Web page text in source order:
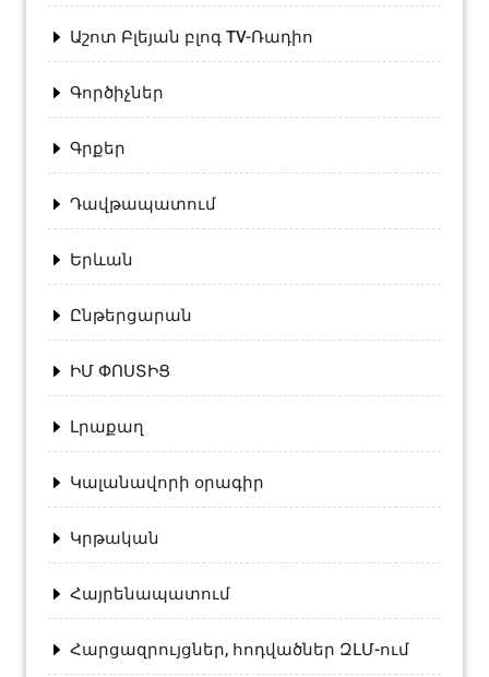
Աշոտ Բլեյան բլոգ TV-Ռադիո
Գործիչներ
Գրքեր
Դավթապատում
Երևան
Ընթերցարան
ԻՄ ՓՈՍՏԻՑ
Լրաքաղ
Կալանավորի օրագիր
Կրթական
Հայրենապատում
Հարցազրույցներ, հոդվածներ ԶԼՄ-ում